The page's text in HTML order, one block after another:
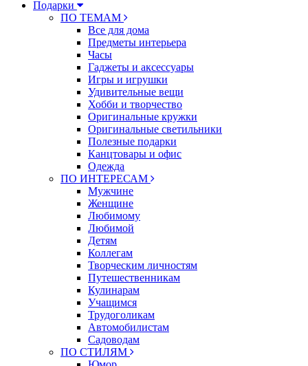
Подарки
ПО ТЕМАМ
Все для дома
Предметы интерьера
Часы
Гаджеты и аксессуары
Игры и игрушки
Удивительные вещи
Хобби и творчество
Оригинальные кружки
Оригинальные светильники
Полезные подарки
Канцтовары и офис
Одежда
ПО ИНТЕРЕСАМ
Мужчине
Женщине
Любимому
Любимой
Детям
Коллегам
Творческим личностям
Путешественникам
Кулинарам
Учащимся
Трудоголикам
Автомобилистам
Садоводам
ПО СТИЛЯМ